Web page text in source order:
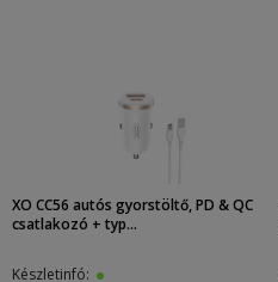
XO CC56 autós gyorstöltő, PD & QC
csatlakozó + typ...
Készletinfó: